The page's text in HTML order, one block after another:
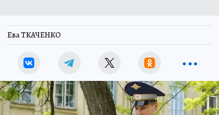
Ева ТКАЧЕНКО